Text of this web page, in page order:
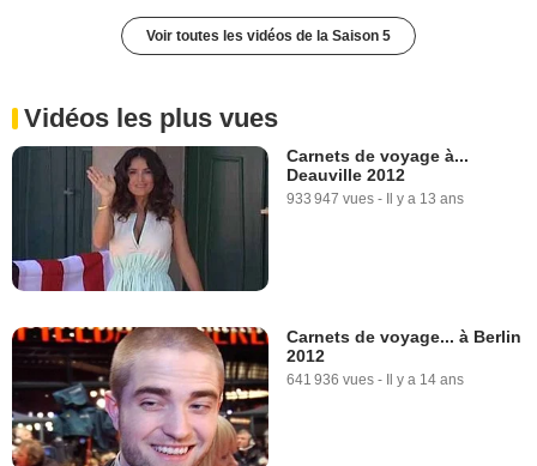
Voir toutes les vidéos de la Saison 5
Vidéos les plus vues
Carnets de voyage à...
Deauville 2012
933 947 vues - Il y a 13 ans
Carnets de voyage... à Berlin
2012
641 936 vues - Il y a 14 ans